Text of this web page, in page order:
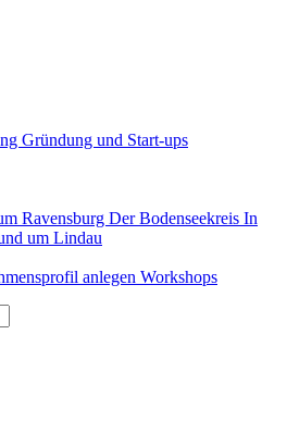
Gründung und Start-ups
Ravensburg Der Bodenseekreis In
um Lindau
anlegen Workshops